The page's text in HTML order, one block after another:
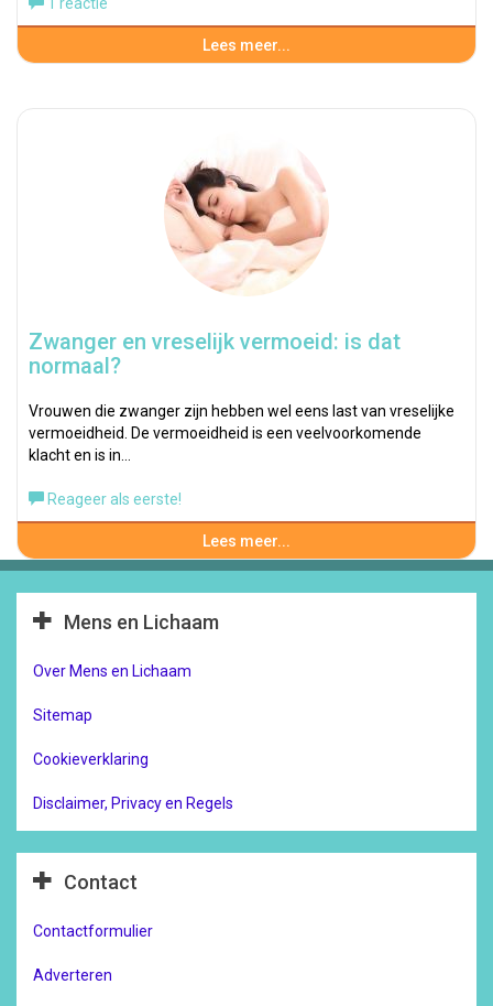
Lees meer...
Zwanger en vreselijk vermoeid: is dat
normaal?
Vrouwen die zwanger zijn hebben wel eens last van vreselijke
vermoeidheid. De vermoeidheid is een veelvoorkomende
klacht en is in…
Reageer als eerste!
Lees meer...
Mens en Lichaam
Over Mens en Lichaam
Sitemap
Cookieverklaring
Disclaimer, Privacy en Regels
Contact
Contactformulier
Adverteren